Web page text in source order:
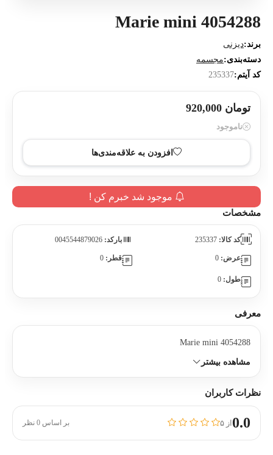
Marie mini 4054288
برند:دیزنی
دسته‌بندی:مجسمه
کد آیتم:235337
تومان 920,000
ناموجود
افزودن به علاقه‌مندی‌ها
موجود شد خبرم کن !
مشخصات
کد کالا: بارکد:
عرض: 0 قطر: 0
طول: 0
معرفی
Marie mini 4054288
مشاهده بیشتر
نظرات کاربران
0.0از ۵ بر اساس 0 نظر